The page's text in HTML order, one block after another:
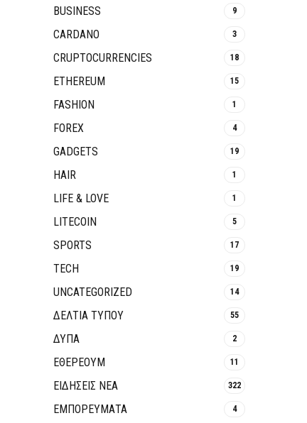
BUSINESS 9
CARDANO 3
CRUPTOCURRENCIES 18
ETHEREUM 15
FASHION 1
FOREX 4
GADGETS 19
HAIR 1
LIFE & LOVE 1
LITECOIN 5
SPORTS 17
TECH 19
UNCATEGORIZED 14
ΔΕΛΤΙΑ ΤΥΠΟΥ 55
ΔΥΠΑ 2
ΕΘΈΡΕΟΥΜ 11
ΕΙΔΗΣΕΙΣ ΝΕΑ 322
ΕΜΠΟΡΕΥΜΑΤΑ 4